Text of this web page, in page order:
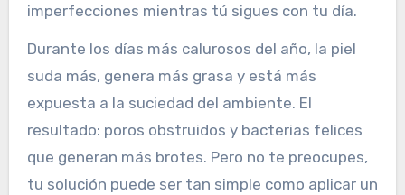
imperfecciones mientras tú sigues con tu día.
Durante los días más calurosos del año, la piel
suda más, genera más grasa y está más
expuesta a la suciedad del ambiente. El
resultado: poros obstruidos y bacterias felices
que generan más brotes. Pero no te preocupes,
tu solución puede ser tan simple como aplicar un